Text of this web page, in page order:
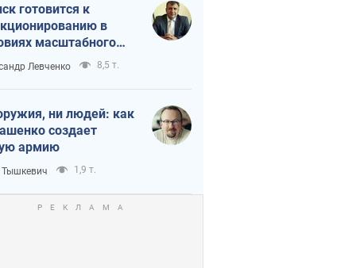
готовится к
в
масштабного
кризиса
Левченко 8,5 т.
ни людей: как
создает
армию
Тышкевич 1,9 т.